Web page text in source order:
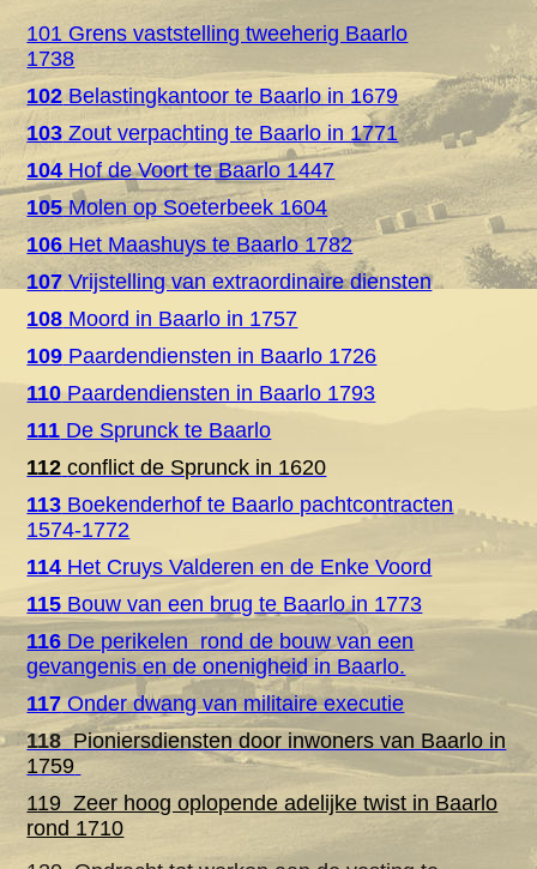
101 Grens vaststelling tweeherig Baarlo
1738
102Belastingkantoor te Baarlo in 1679
103 Zout verpachting te Baarlo in 1771
104 Hof de Voort te Baarlo 1447
105Molen op Soeterbeek 1604
106 Het Maashuys te Baarlo 1782
107Vrijstelling van extraordinaire diensten
108 Moord in Baarlo in 1757
109 Paardendiensten in Baarlo 1726
110 Paardendiensten in Baarlo 1793
111 De Sprunck te Baarlo
112 conflict de Sprunck in 1620
113 Boekenderhof te Baarlo pachtcontracten
1574-1772
114 Het Cruys Valderen en de Enke Voord
115 Bouw van een brug te Baarlo in 1773
116 De perikelen rond de bouw van een
gevangenis en de onenigheid in Baarlo.
117Onder dwang van militaire executie
118 Pioniersdiensten door inwoners van Baarlo in
1759
119 Zeer hoog oplopende adelijke twist in Baarlo
rond 1710